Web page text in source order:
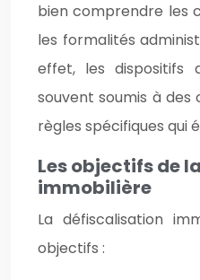
bien comprendre les
les formalités
effet, les dispositifs
souvent soumis à
règles spécifiques qui
Les objectifs de
immobilière
La défiscalisation
objectifs :